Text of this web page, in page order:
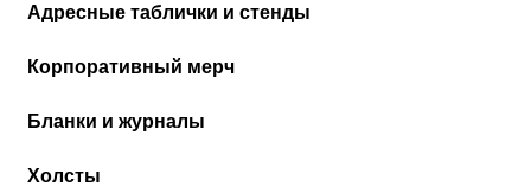
Адресные таблички и стенды
Корпоративный мерч
Бланки и журналы
Холсты